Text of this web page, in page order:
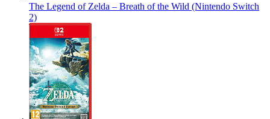
The Legend of Zelda – Breath of the Wild (Nintendo Switch
2)